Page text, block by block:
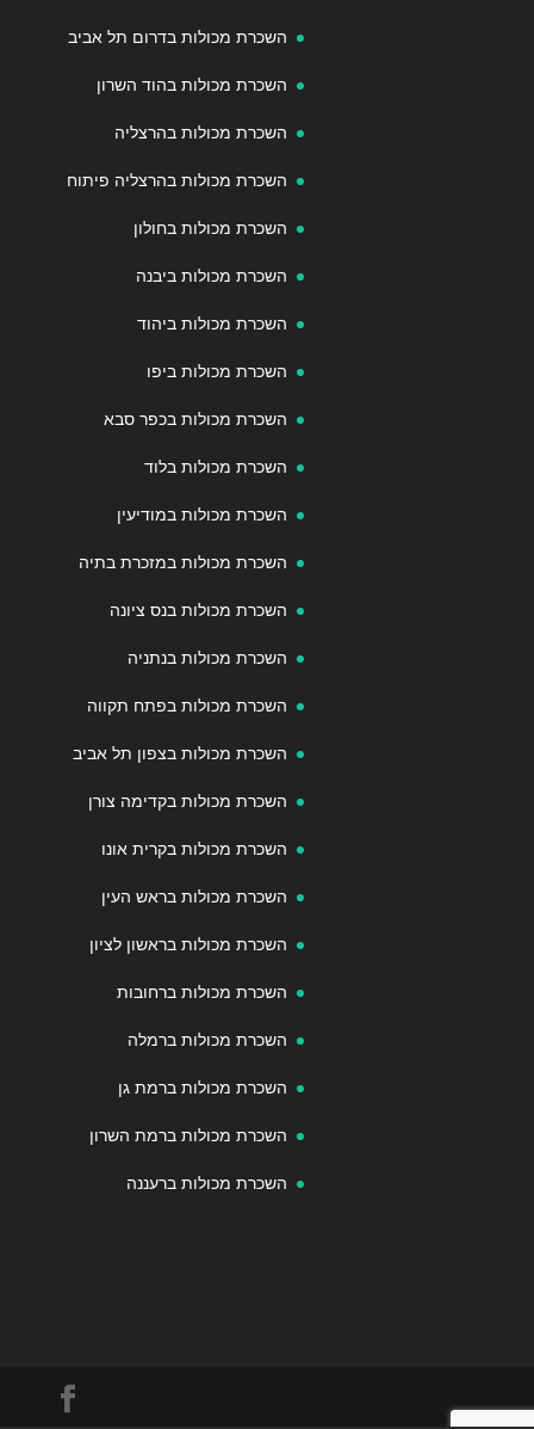
השכרת מכולות בדרום תל אביב
השכרת מכולות בהוד השרון
השכרת מכולות בהרצליה
השכרת מכולות בהרצליה פיתוח
השכרת מכולות בחולון
השכרת מכולות ביבנה
השכרת מכולות ביהוד
השכרת מכולות ביפו
השכרת מכולות בכפר סבא
השכרת מכולות בלוד
השכרת מכולות במודיעין
השכרת מכולות במזכרת בתיה
השכרת מכולות בנס ציונה
השכרת מכולות בנתניה
השכרת מכולות בפתח תקווה
השכרת מכולות בצפון תל אביב
השכרת מכולות בקדימה צורן
השכרת מכולות בקרית אונו
השכרת מכולות בראש העין
השכרת מכולות בראשון לציון
השכרת מכולות ברחובות
השכרת מכולות ברמלה
השכרת מכולות ברמת גן
השכרת מכולות ברמת השרון
השכרת מכולות ברעננה